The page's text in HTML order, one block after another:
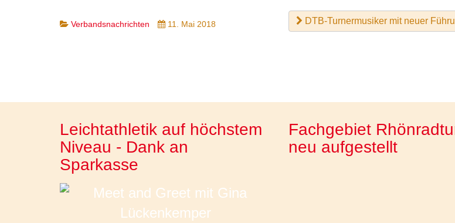
Verbandsnachrichten 11. Mai 2018 DTB-Turnermusiker mit neuer
Leichtathletik auf höchstem
Niveau - Dank an
Sparkasse
Fachgebiet
neu aufgestellt